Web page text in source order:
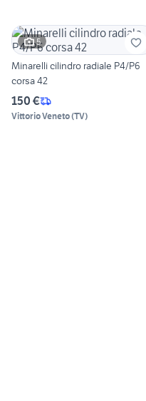
5
Minarelli cilindro radiale P4/P6
corsa 42
150 €
Vittorio Veneto(TV)